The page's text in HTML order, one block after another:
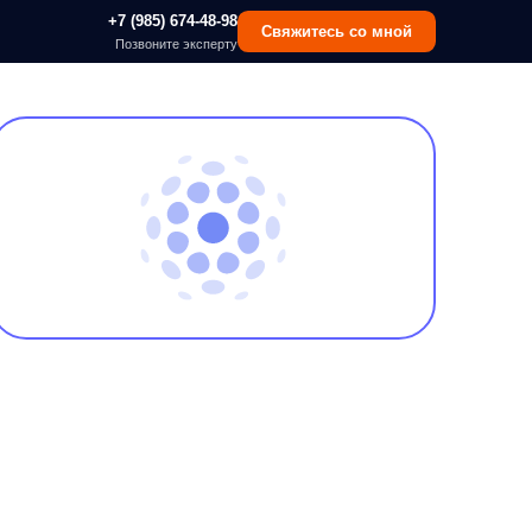
Свяжитесь со мной